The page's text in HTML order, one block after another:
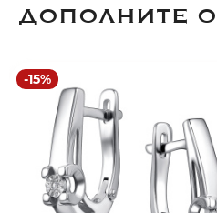
ДОПОЛНИТЕ
-15%